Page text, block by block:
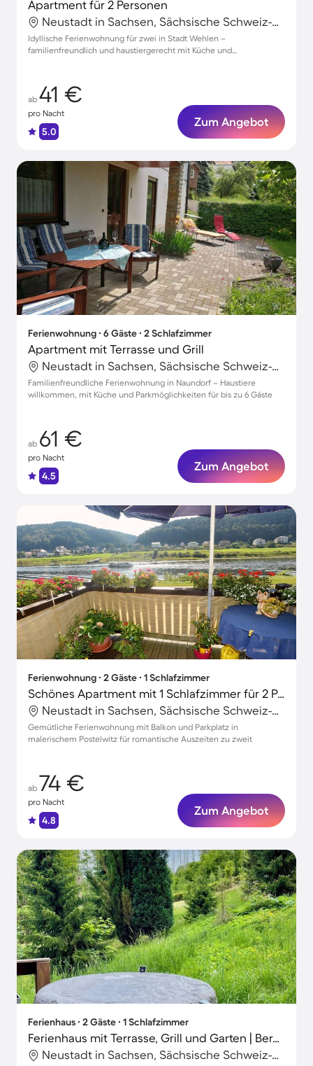
Apartment für 2 Personen
Neustadt in Sachsen, Sächsische Schweiz-Osterzgebirge, Deutschland
Idyllische Ferienwohnung für zwei in Stadt Wehlen –
familienfreundlich und haustiergerecht mit Küche und
ab 41 €
pro Nacht
5.0
Zum Angebot
Ferienwohnung ∙ 6 Gäste ∙ 2 Schlafzimmer
Apartment mit Terrasse und Grill
Neustadt in Sachsen, Sächsische Schweiz-Osterzgebirge, Deutschland
Familienfreundliche Ferienwohnung in Naundorf – Haustiere
willkommen, mit Küche und Parkmöglichkeiten für bis zu 6 Gäste
ab 61 €
pro Nacht
4.5
Zum Angebot
Ferienwohnung ∙ 2 Gäste ∙ 1 Schlafzimmer
Schönes Apartment mit 1 Schlafzimmer für 2 Personen
Neustadt in Sachsen, Sächsische Schweiz-Osterzgebirge, Deutschland
Gemütliche Ferienwohnung mit Balkon und Parkplatz in
malerischem Postelwitz für romantische Auszeiten zu zweit
ab 74 €
pro Nacht
4.8
Zum Angebot
Ferienhaus ∙ 2 Gäste ∙ 1 Schlafzimmer
Ferienhaus mit Terrasse, Grill und Garten | Bergblick
Neustadt in Sachsen, Sächsische Schweiz-Osterzgebirge, Deutschland